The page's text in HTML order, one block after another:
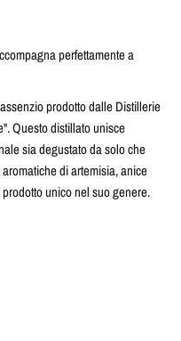
perfettamente a
prodotto dalle Distillerie
Questo distillato unisce
sia degustato da solo che
di artemisia, anice
unico nel suo genere.